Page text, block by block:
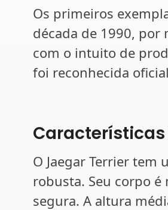
Os primeiros
década de 1990, por
com o intuito de
foi reconhecida
Características
O Jaegar Terrier
robusta. Seu corpo
segura. A altura